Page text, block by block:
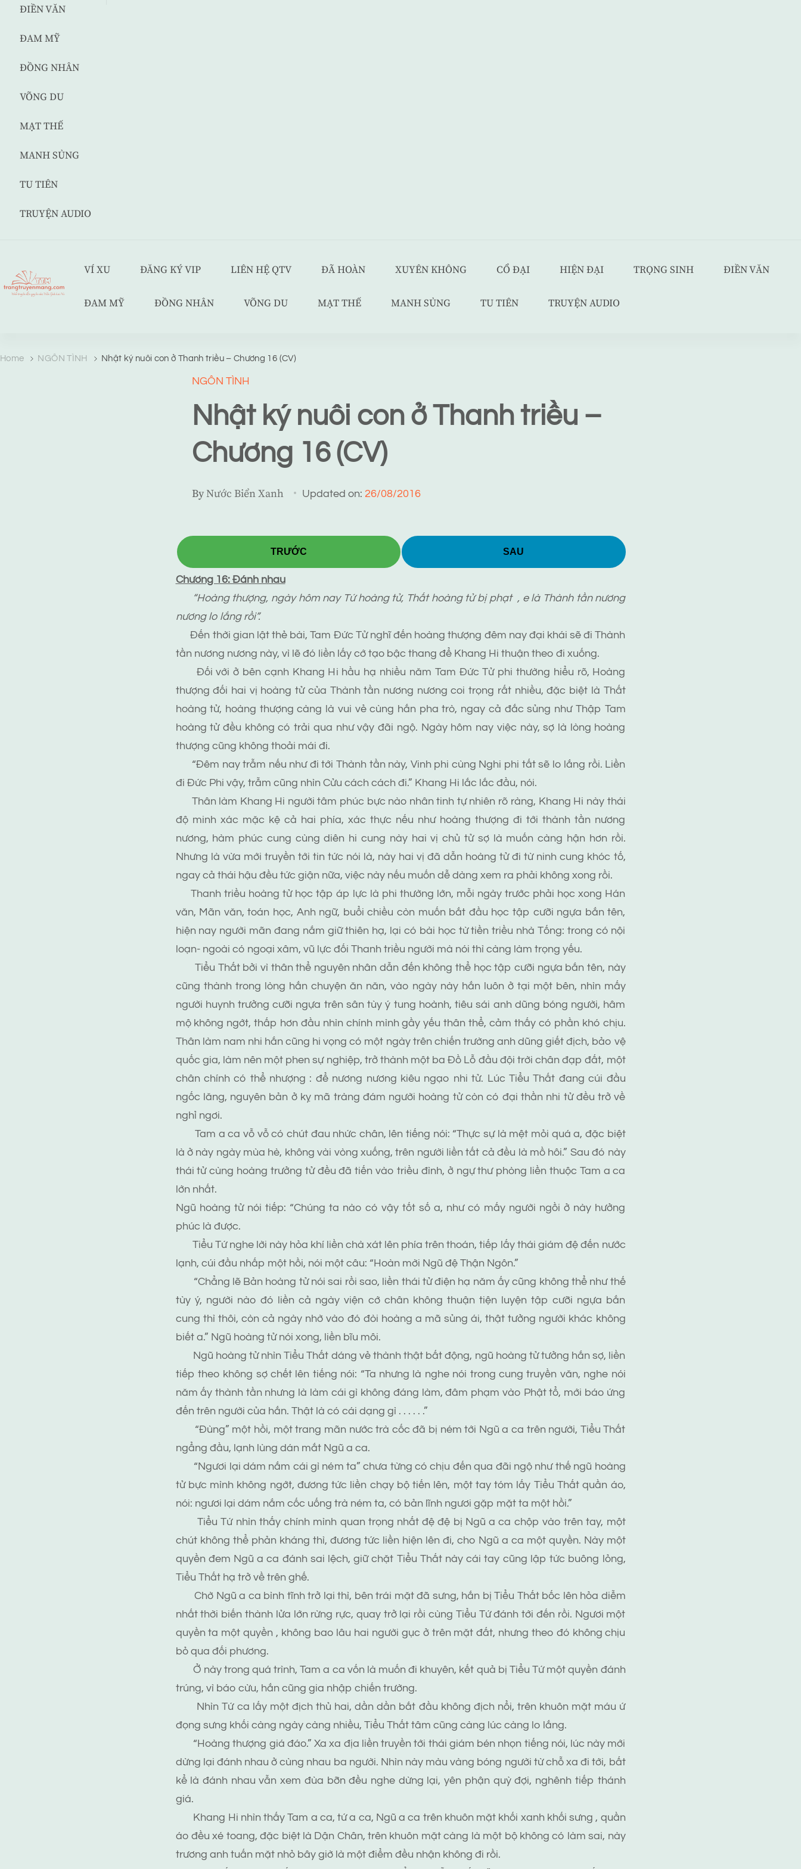
ĐIỀN VĂN
ĐAM MỸ
ĐỒNG NHÂN
VÕNG DU
MẠT THẾ
MANH SỦNG
TU TIÊN
TRUYỆN AUDIO
VÍ XU ĐĂNG KÝ VIP LIÊN HỆ QTV ĐÃ HOÀN XUYÊN KHÔNG CỔ ĐẠI HIỆN ĐẠI TRỌNG SINH ĐIỀN VĂN
ĐAM MỸ ĐỒNG NHÂN VÕNG DU MẠT THẾ MANH SỦNG TU TIÊN TRUYỆN AUDIO
Home NGÔN TÌNH Nhật ký nuôi con ở Thanh triều – Chương 16 (CV)
NGÔN TÌNH
Nhật ký nuôi con ở Thanh triều –
Chương 16 (CV)
ByNước Biển Xanh Updated on: 26/08/2016
TRƯỚC SAU
Chương 16: Đánh nhau
“Hoàng thượng, ngày hôm nay Tứ hoàng tử, Thất hoàng tử bị phạt , e là Thành tần nương
nương lo lắng rồi”.
Đến thời gian lật thẻ bài, Tam Đức Tử nghĩ đến hoàng thượng đêm nay đại khái sẽ đi Thành
tần nương nương này, vì lẽ đó liền lấy cớ tạo bậc thang để Khang Hi thuận theo đi xuống.
Đối với ở bên cạnh Khang Hi hầu hạ nhiều năm Tam Đức Tử phi thường hiểu rõ, Hoàng
thượng đối hai vị hoàng tử của Thành tần nương nương coi trọng rất nhiều, đặc biệt là Thất
hoàng tử, hoàng thượng càng là vui vẻ cùng hắn pha trò, ngay cả đắc sủng như Thập Tam
hoàng tử đều không có trải qua như vậy đãi ngộ. Ngày hôm nay việc này, sợ là lòng hoàng
thượng cũng không thoải mái đi.
“Đêm nay trẫm nếu như đi tới Thành tần này, Vinh phi cùng Nghi phi tất sẽ lo lắng rồi. Liền
đi Đức Phi vậy, trẫm cũng nhìn Cửu cách cách đi.” Khang Hi lắc lắc đầu, nói.
Thân làm Khang Hi người tâm phúc bực nào nhân tinh tự nhiên rõ ràng, Khang Hi này thái
độ minh xác mặc kệ cả hai phía, xác thực nếu như hoàng thượng đi tới thành tần nương
nương, hàm phúc cung cùng diên hi cung này hai vị chủ tử sợ là muốn càng hận hơn rồi.
Nhưng là vừa mới truyền tới tin tức nói là, này hai vị đã dẫn hoàng tử đi từ ninh cung khóc tố,
ngay cả thái hậu đều tức giận nữa, việc này nếu muốn dễ dàng xem ra phải không xong rồi.
Thanh triều hoàng tử học tập áp lực là phi thường lớn, mỗi ngày trước phải học xong Hán
văn, Mãn văn, toán học, Anh ngữ, buổi chiều còn muốn bắt đầu học tập cưỡi ngựa bắn tên,
hiện nay người mãn đang nắm giữ thiên hạ, lại có bài học từ tiền triều nhà Tống: trong có nội
loạn- ngoài có ngoại xâm, vũ lực đối Thanh triều người mà nói thì càng làm trọng yếu.
Tiểu Thất bởi vì thân thể nguyên nhân dẫn đến không thể học tập cưỡi ngựa bắn tên, này
cũng thành trong lòng hắn chuyện ăn năn, vào ngày này hắn luôn ở tại một bên, nhìn mấy
người huynh trưởng cưỡi ngựa trên sân tùy ý tung hoành, tiêu sái anh dũng bóng người, hâm
mộ không ngớt, thấp hơn đầu nhìn chính mình gầy yếu thân thể, cảm thấy có phần khó chịu.
Thân làm nam nhi hắn cũng hi vọng có một ngày trên chiến trường anh dũng giết địch, bảo vệ
quốc gia, làm nên một phen sự nghiệp, trở thành một ba Đồ Lỗ đầu đội trời chân đạp đất, một
chân chính có thể nhượng : để nương nương kiêu ngạo nhi tử. Lúc Tiểu Thất đang cúi đầu
ngốc lăng, nguyên bản ở kỵ mã tràng đám người hoàng tử còn có đại thần nhi tử đều trở về
nghỉ ngơi.
Tam a ca vỗ vỗ có chút đau nhức chân, lên tiếng nói: “Thực sự là mệt mỏi quá a, đặc biệt
là ở này ngày mùa hè, không vài vòng xuống, trên người liền tất cả đều là mồ hôi.” Sau đó này
thái tử cùng hoàng trưởng tử đều đã tiến vào triều đình, ở ngự thư phòng liền thuộc Tam a ca
lớn nhất.
Ngũ hoàng tử nói tiếp: “Chúng ta nào có vậy tốt số a, như có mấy người ngồi ở này hưởng
phúc là được.
Tiểu Tứ nghe lời này hỏa khí liền chà xát lên phía trên thoán, tiếp lấy thái giám đệ đến nước
lạnh, cúi đầu nhấp một hồi, nói một câu: “Hoàn mời Ngũ đệ Thận Ngôn.”
“Chẳng lẽ Bản hoàng tử nói sai rồi sao, liền thái tử điện hạ năm ấy cũng không thể như thế
tùy ý, người nào đó liền cả ngày viện cớ chân không thuận tiện luyện tập cưỡi ngựa bắn
cung thì thôi, còn cả ngày nhờ vào đó đòi hoàng a mã sủng ái, thật tưởng người khác không
biết a.” Ngũ hoàng tử nói xong, liền bĩu môi.
Ngũ hoàng tử nhìn Tiểu Thất dáng vẻ thành thật bất động, ngũ hoàng tử tưởng hắn sợ, liền
tiếp theo không sợ chết lên tiếng nói: “Ta nhưng là nghe nói trong cung truyền văn, nghe nói
năm ấy thành tần nhưng là làm cái gì không đáng làm, đâm phạm vào Phật tổ, mới báo ứng
đến trên người của hắn. Thật là có cái dạng gì . . . . . .”
“Đùng” một hồi, một trang mãn nước trà cốc đã bị ném tới Ngũ a ca trên người, Tiểu Thất
ngẩng đầu, lạnh lùng dán mắt Ngũ a ca.
“Ngươi lại dám nắm cái gì ném ta” chưa từng có chịu đến qua đãi ngộ như thế ngũ hoàng
tử bực mình không ngớt, đương tức liền chạy bộ tiến lên, một tay tóm lấy Tiểu Thất quần áo,
nói: ngươi lại dám nắm cốc uống trà ném ta, có bản lĩnh ngươi gặp mặt ta một hồi.”
Tiểu Tứ nhìn thấy chính mình quan trọng nhất đệ đệ bị Ngũ a ca chộp vào trên tay, một
chút không thể phản kháng thì, đương tức liền hiện lên đi, cho Ngũ a ca một quyền. Này một
quyền đem Ngũ a ca đánh sai lệch, giữ chặt Tiểu Thất này cái tay cũng lập tức buông lỏng,
Tiểu Thất hạ trở về trên ghế.
Chờ Ngũ a ca bình tĩnh trở lại thì, bên trái mặt đã sưng, hắn bị Tiểu Thất bốc lên hỏa diễm
nhất thời biến thành lửa lớn rừng rực, quay trở lại rồi cùng Tiểu Tứ đánh tới đến rồi. Ngươi một
quyền ta một quyền , không bao lâu hai người gục ở trên mặt đất, nhưng theo đó không chịu
bỏ qua đối phương.
Ở này trong quá trình, Tam a ca vốn là muốn đi khuyên, kết quả bị Tiểu Tứ một quyền đánh
trúng, vì báo cừu, hắn cũng gia nhập chiến trường.
Nhìn Tứ ca lấy một địch thủ hai, dần dần bắt đầu không địch nổi, trên khuôn mặt máu ứ
đọng sưng khối càng ngày càng nhiều, Tiểu Thất tâm cũng càng lúc càng lo lắng.
“Hoàng thượng giá đáo.” Xa xa địa liền truyền tới thái giám bén nhọn tiếng nói, lúc này mới
dừng lại đánh nhau ở cùng nhau ba người. Nhìn này màu vàng bóng người từ chỗ xa đi tới, bất
kể là đánh nhau vẫn xem đùa bỡn đều nghe dừng lại, yên phận quỳ đợi, nghênh tiếp thánh
giá.
Khang Hi nhìn thấy Tam a ca, tứ a ca, Ngũ a ca trên khuôn mặt khối xanh khối sưng , quần
áo đều xé toang, đặc biệt là Dận Chân, trên khuôn mặt càng là một bộ không có làm sai, này
trương anh tuấn mặt nhỏ bây giờ là một điểm đều nhận không đi rồi.